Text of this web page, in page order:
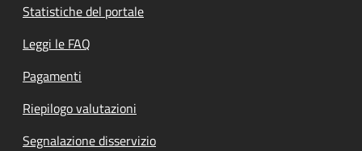
Statistiche del portale
Leggi le FAQ
Pagamenti
Riepilogo valutazioni
Segnalazione disservizio